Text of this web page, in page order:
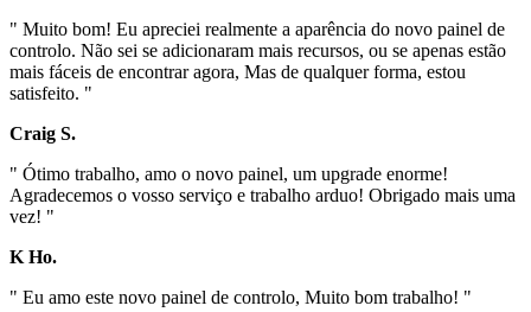
" Muito bom! Eu apreciei realmente a aparência do novo painel de
controlo. Não sei se adicionaram mais recursos, ou se apenas estão
mais fáceis de encontrar agora, Mas de qualquer forma, estou
satisfeito. "
Craig S.
" Ótimo trabalho, amo o novo painel, um upgrade enorme!
Agradecemos o vosso serviço e trabalho arduo! Obrigado mais uma
vez! "
K Ho.
" Eu amo este novo painel de controlo, Muito bom trabalho! "